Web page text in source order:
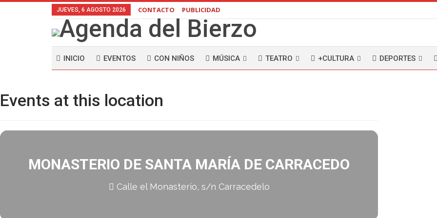
JUEVES, 6 AGOSTO 2026 CONTACTO PUBLICIDAD
INICIO EVENTOS CON NIÑOS MÚSICA TEATRO +CULTURA DEPORTES
Events at this location
MONASTERIO DE SANTA MARÍA DE CARRACEDO
Calle el Monasterio, s/n Carracedelo